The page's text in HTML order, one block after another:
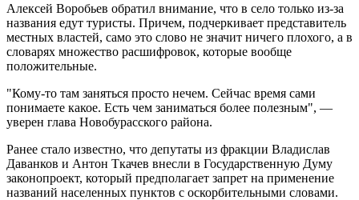
Алексей Воробьев обратил внимание, что в село только из-за
названия едут туристы. Причем, подчеркивает представитель
местных властей, само это слово не значит ничего плохого, а в
словарях множество расшифровок, которые вообще
положительные.
"Кому-то там заняться просто нечем. Сейчас время сами
понимаете какое. Есть чем заниматься более полезным", —
уверен глава Новобурасского района.
Ранее стало известно, что депутаты из фракции Владислав
Даванков и Антон Ткачев внесли в Государственную Думу
законопроект, который предполагает запрет на применение
названий населенных пунктов с оскорбительными словами.